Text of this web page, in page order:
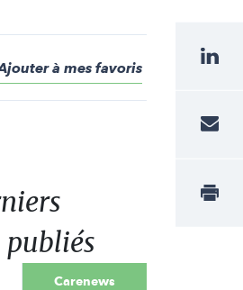
à mes favoris
Carenews